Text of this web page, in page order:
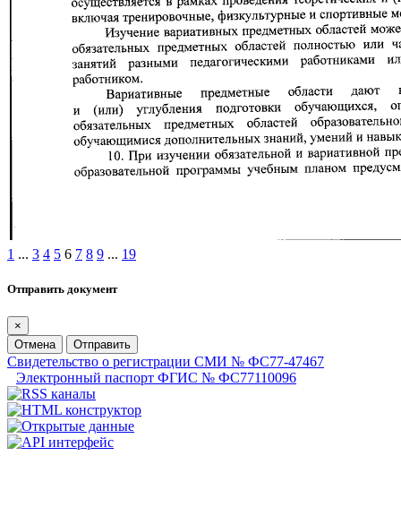
1 ... 3 4 5 6 7 8 9 ... 19
Отправить документ
×
Отмена
Отправить
Свидетельство о регистрации СМИ № ФС77-47467
Электронный паспорт ФГИС № ФС77110096